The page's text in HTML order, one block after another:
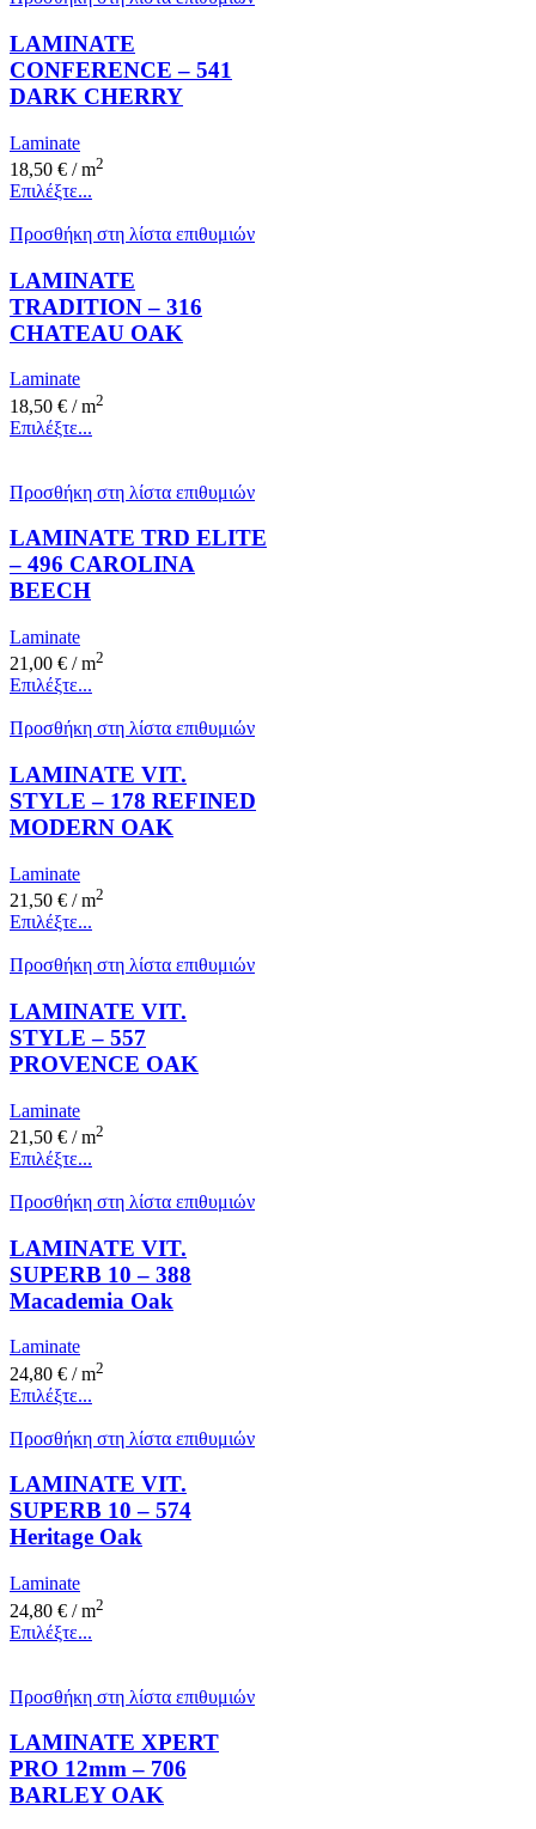
LAMINATE
CONFERENCE – 541
DARK CHERRY
Laminate
18,50 € / m2
Επιλέξτε...
Προσθήκη στη λίστα επιθυμιών
LAMINATE
TRADITION – 316
CHATEAU OAK
Laminate
18,50 € / m2
Επιλέξτε...
Προσθήκη στη λίστα επιθυμιών
LAMINATE TRD ELITE
– 496 CAROLINA
BEECH
Laminate
21,00 € / m2
Επιλέξτε...
Προσθήκη στη λίστα επιθυμιών
LAMINATE VIT.
STYLE – 178 REFINED
MODERN OAK
Laminate
21,50 € / m2
Επιλέξτε...
Προσθήκη στη λίστα επιθυμιών
LAMINATE VIT.
STYLE – 557
PROVENCE OAK
Laminate
21,50 € / m2
Επιλέξτε...
Προσθήκη στη λίστα επιθυμιών
LAMINATE VIT.
SUPERB 10 – 388
Macademia Oak
Laminate
24,80 € / m2
Επιλέξτε...
Προσθήκη στη λίστα επιθυμιών
LAMINATE VIT.
SUPERB 10 – 574
Heritage Oak
Laminate
24,80 € / m2
Επιλέξτε...
Προσθήκη στη λίστα επιθυμιών
LAMINATE XPERT
PRO 12mm – 706
BARLEY OAK